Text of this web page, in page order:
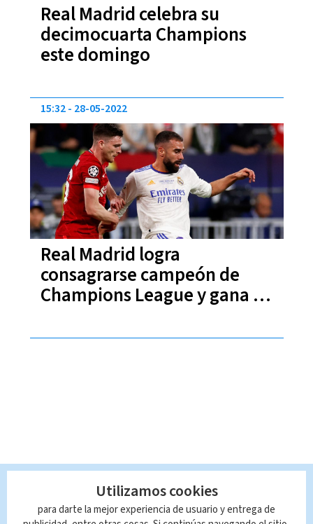
Real Madrid celebra su
decimocuarta Champions
este domingo
Real Madrid logra
consagrarse campeón de
Champions League y gana su
15:32 28-05-2022
Utilizamos cookies
para darte la mejor experiencia de usuario y entrega de